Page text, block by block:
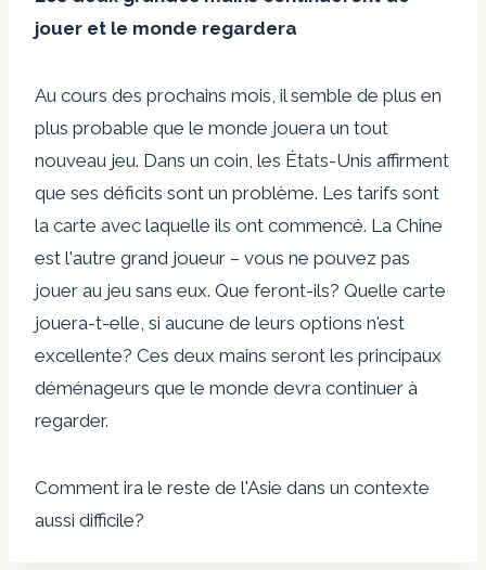
jouer et le monde regardera
Au cours des prochains mois, il semble de plus en
plus probable que le monde jouera un tout
nouveau jeu. Dans un coin, les États-Unis affirment
que ses déficits sont un problème. Les tarifs sont
la carte avec laquelle ils ont commencé. La Chine
est l'autre grand joueur – vous ne pouvez pas
jouer au jeu sans eux. Que feront-ils? Quelle carte
jouera-t-elle, si aucune de leurs options n'est
excellente? Ces deux mains seront les principaux
déménageurs que le monde devra continuer à
regarder.
Comment ira le reste de l'Asie dans un contexte
aussi difficile?